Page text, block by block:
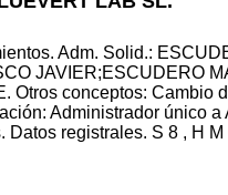
Adm. Solid.:
JAVIER;ESCUDERO
Otros conceptos: Cambio
Administrador único a
Datos registrales. S 8 , H M